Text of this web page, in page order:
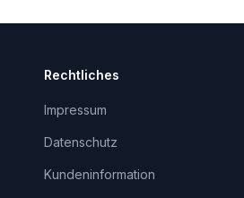
Rechtliches
Impressum
Datenschutz
Kundeninformation